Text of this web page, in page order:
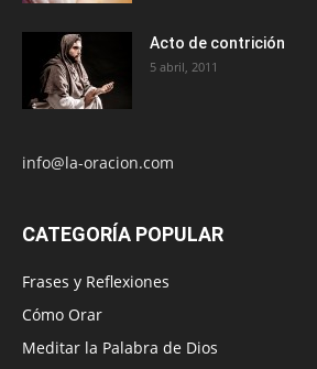
Acto de contrición
5 abril, 2011
info@la-oracion.com
CATEGORÍA POPULAR
Frases y Reflexiones
Cómo Orar
Meditar la Palabra de Dios